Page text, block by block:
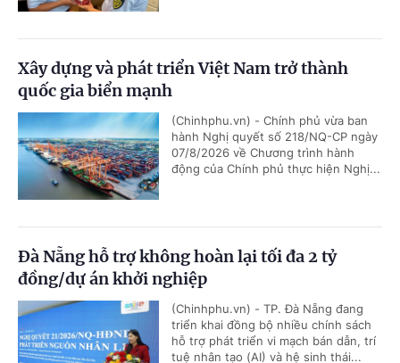
Xây dựng và phát triển Việt Nam trở thành
quốc gia biển mạnh
(Chinhphu.vn) - Chính phủ vừa ban
hành Nghị quyết số 218/NQ-CP ngày
07/8/2026 về Chương trình hành
động của Chính phủ thực hiện Nghị...
Đà Nẵng hỗ trợ không hoàn lại tối đa 2 tỷ
đồng/dự án khởi nghiệp
(Chinhphu.vn) - TP. Đà Nẵng đang
triển khai đồng bộ nhiều chính sách
hỗ trợ phát triển vi mạch bán dẫn, trí
tuệ nhân tạo (AI) và hệ sinh thái...